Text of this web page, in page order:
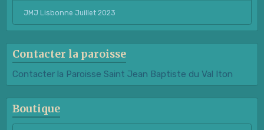
JMJ Lisbonne Juillet 2023
Contacter la paroisse
Contacter la Paroisse Saint Jean Baptiste du Val Iton
Boutique